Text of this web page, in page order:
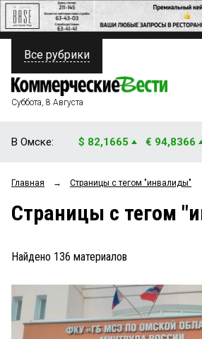
ПОЛИТИКА
ФИНАНСЫ
ОБЩЕСТВО
ЗАКОН
НОВОСТИ КОМПАНИЙ
ПРОИСШЕСТВИЯ
СТИЛЬ ЖИЗНИ
Все рубрики
Суббота, 8 Августа
В Омске: $ 82,1665 € 94,8366
Главная → Страницы c тегом "инвалиды"
Страницы c тегом
Найдено 136 материалов